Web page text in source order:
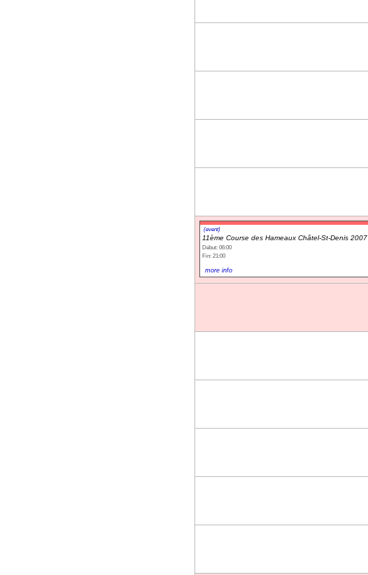
(event)
11ème Course des Hameaux Châtel-St-Denis 2007
Début: 06:00
Fin: 21:00
more info